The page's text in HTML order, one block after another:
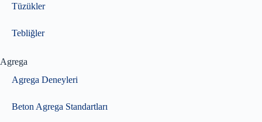
Tüzükler
Tebliğler
Agrega
Agrega Deneyleri
Beton Agrega Standartları